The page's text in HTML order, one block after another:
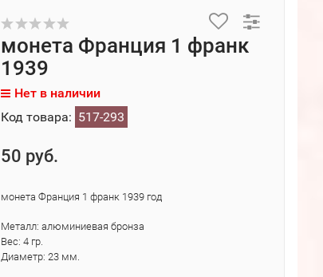
монета Франция 1 франк
1939
Нет в наличии
Код товара: 517-293
50 руб.
монета Франция 1 франк 1939 год
Металл: алюминиевая бронза
Вес: 4 гр.
Диаметр: 23 мм.